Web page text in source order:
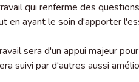
qui renferme des
en ayant le soin d'apporter
sera d'un appui majeur
suivi par d'autres aussi